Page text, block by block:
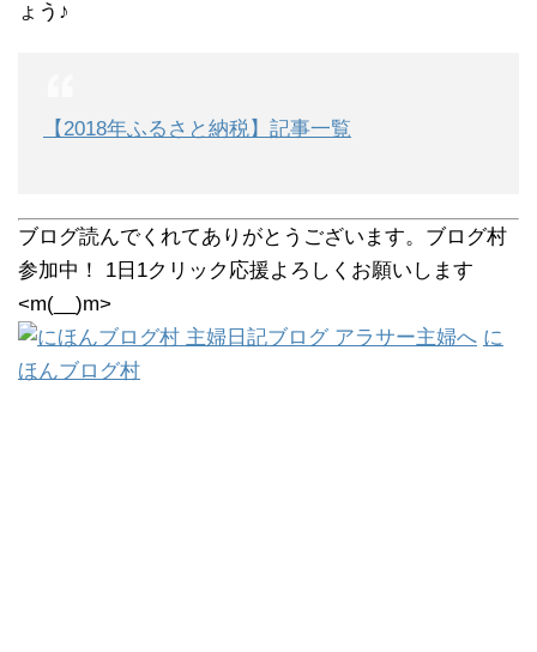
ょう♪
【2018年ふるさと納税】記事一覧
ブログ読んでくれてありがとうございます。ブログ村
参加中！ 1日1クリック応援よろしくお願いします
<m(__)m>
に
ほんブログ村